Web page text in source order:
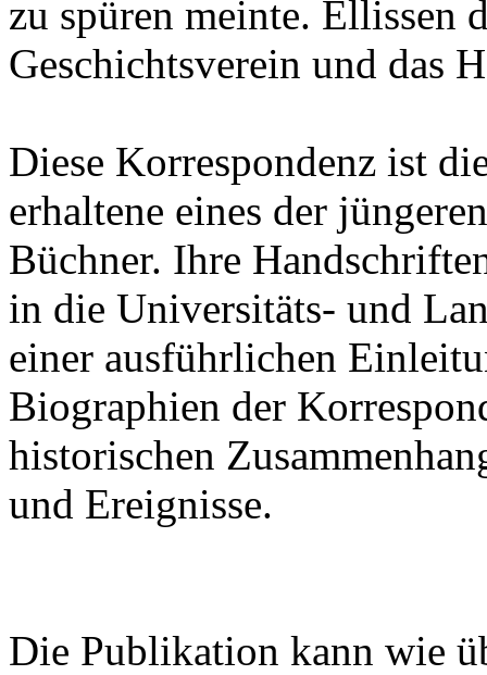
zu spüren meinte. Ellissen
Geschichtsverein und das
Diese Korrespondenz ist
erhaltene eines der
Büchner. Ihre
in die Universitäts- und
einer ausführlichen
Biographien der
historischen
und Ereignisse.
Die Publikation kann wie